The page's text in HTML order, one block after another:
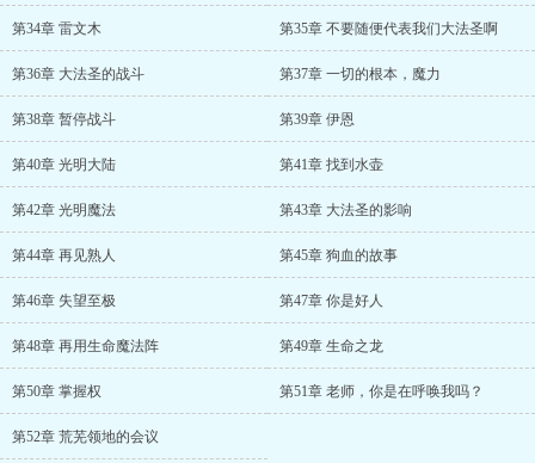
第34章 雷文木 第35章 不要随便代表我们大法圣啊
第36章 大法圣的战斗 第37章 一切的根本，魔力
第38章 暂停战斗 第39章 伊恩
第40章 光明大陆 第41章 找到水壶
第42章 光明魔法 第43章 大法圣的影响
第44章 再见熟人 第45章 狗血的故事
第46章 失望至极 第47章 你是好人
第48章 再用生命魔法阵 第49章 生命之龙
第50章 掌握权 第51章 老师，你是在呼唤我吗？
第52章 荒芜领地的会议